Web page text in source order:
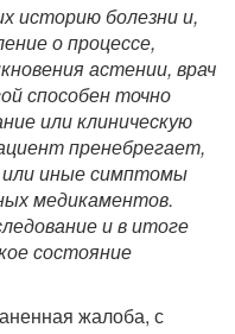
историю болезни и,
о процессе,
астении, врач
способен точно
или клиническую
пренебрегает,
или иные симптомы
медикаментов.
и в итоге
состояние
жалоба, с